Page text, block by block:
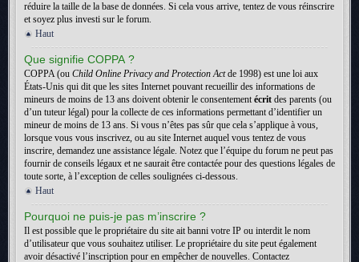
réduire la taille de la base de données. Si cela vous arrive, tentez de vous réinscrire
et soyez plus investi sur le forum.
Haut
Que signifie COPPA ?
COPPA (ou Child Online Privacy and Protection Actde 1998) est une loi aux
États-Unis qui dit que les sites Internet pouvant recueillir des informations de
mineurs de moins de 13 ans doivent obtenir le consentementécrit des parents (ou
d’un tuteur légal) pour la collecte de ces informations permettant d’identifier un
mineur de moins de 13 ans. Si vous n’êtes pas sûr que cela s’applique à vous,
lorsque vous vous inscrivez, ou au site Internet auquel vous tentez de vous
inscrire, demandez une assistance légale. Notez que l’équipe du forum ne peut pas
fournir de conseils légaux et ne saurait être contactée pour des questions légales de
toute sorte, à l’exception de celles soulignées ci-dessous.
Haut
Pourquoi ne puis-je pas m’inscrire ?
Il est possible que le propriétaire du site ait banni votre IP ou interdit le nom
d’utilisateur que vous souhaitez utiliser. Le propriétaire du site peut également
avoir désactivé l’inscription pour en empêcher de nouvelles. Contactez